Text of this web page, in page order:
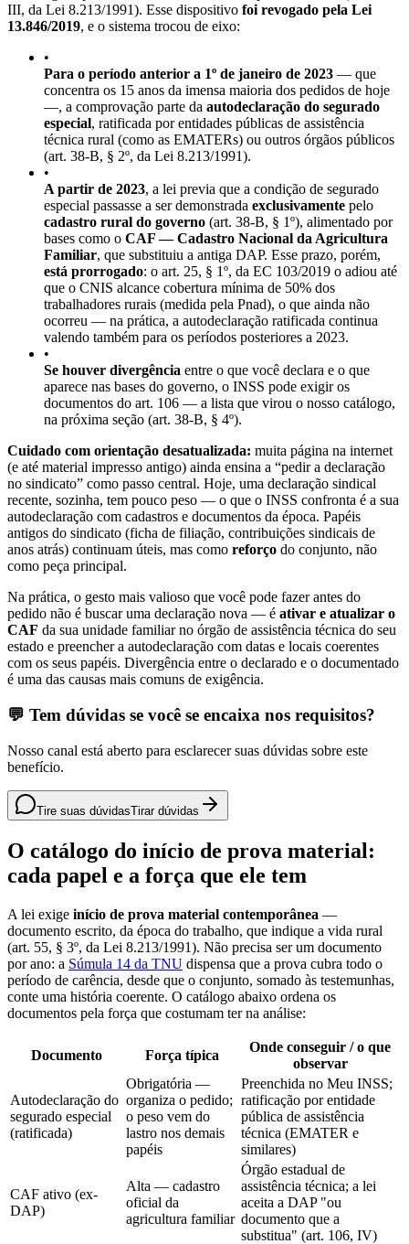
III, da Lei 8.213/1991). Esse dispositivo foi revogado pela Lei
13.846/2019, e o sistema trocou de eixo:
•
Para o período anterior a 1º de janeiro de 2023 — que
concentra os 15 anos da imensa maioria dos pedidos de hoje
—, a comprovação parte da autodeclaração do segurado
especial, ratificada por entidades públicas de assistência
técnica rural (como as EMATERs) ou outros órgãos públicos
(art. 38-B, § 2º, da Lei 8.213/1991).
•
A partir de 2023, a lei previa que a condição de segurado
especial passasse a ser demonstrada exclusivamente pelo
cadastro rural do governo (art. 38-B, § 1º), alimentado por
bases como o CAF — Cadastro Nacional da Agricultura
Familiar, que substituiu a antiga DAP. Esse prazo, porém,
está prorrogado: o art. 25, § 1º, da EC 103/2019 o adiou até
que o CNIS alcance cobertura mínima de 50% dos
trabalhadores rurais (medida pela Pnad), o que ainda não
ocorreu — na prática, a autodeclaração ratificada continua
valendo também para os períodos posteriores a 2023.
•
Se houver divergência entre o que você declara e o que
aparece nas bases do governo, o INSS pode exigir os
documentos do art. 106 — a lista que virou o nosso catálogo,
na próxima seção (art. 38-B, § 4º).
Cuidado com orientação desatualizada: muita página na internet
(e até material impresso antigo) ainda ensina a “pedir a declaração
no sindicato” como passo central. Hoje, uma declaração sindical
recente, sozinha, tem pouco peso — o que o INSS confronta é a sua
autodeclaração com cadastros e documentos da época. Papéis
antigos do sindicato (ficha de filiação, contribuições sindicais de
anos atrás) continuam úteis, mas como reforço do conjunto, não
como peça principal.
Na prática, o gesto mais valioso que você pode fazer antes do
pedido não é buscar uma declaração nova — é ativar e atualizar o
CAF da sua unidade familiar no órgão de assistência técnica do seu
estado e preencher a autodeclaração com datas e locais coerentes
com os seus papéis. Divergência entre o declarado e o documentado
é uma das causas mais comuns de exigência.
💬 Tem dúvidas se você se encaixa nos requisitos?
Nosso canal está aberto para esclarecer suas dúvidas sobre este
benefício.
Tire suas dúvidasTirar dúvidas
O catálogo do início de prova material:
cada papel e a força que ele tem
A lei exige início de prova material contemporânea —
documento escrito, da época do trabalho, que indique a vida rural
(art. 55, § 3º, da Lei 8.213/1991). Não precisa ser um documento
por ano: a Súmula 14 da TNU dispensa que a prova cubra todo o
período de carência, desde que o conjunto, somado às testemunhas,
conte uma história coerente. O catálogo abaixo ordena os
documentos pela força que costumam ter na análise:
Documento Força típica
Onde conseguir / o que
observar
Autodeclaração do
segurado especial
(ratificada)
Obrigatória —
organiza o pedido;
o peso vem do
lastro nos demais
papéis
Preenchida no Meu INSS;
ratificação por entidade
pública de assistência
técnica (EMATER e
similares)
CAF ativo (ex-
DAP)
Alta — cadastro
oficial da
agricultura familiar
Órgão estadual de
assistência técnica; a lei
aceita a DAP "ou
documento que a
substitua" (art. 106, IV)